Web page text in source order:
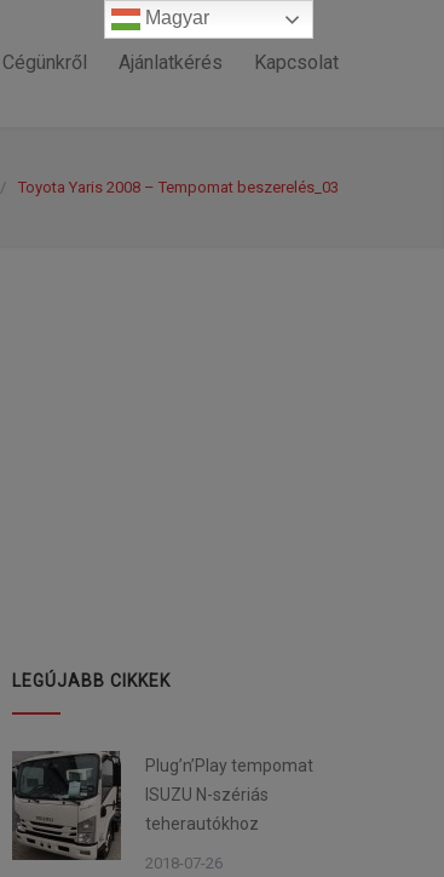
Cégünkről Ajánlatkérés Kapcsolat
/ Toyota Yaris 2008 – Tempomat beszerelés_03
LEGÚJABB CIKKEK
Plug’n’Play tempomat
ISUZU N-szériás
teherautókhoz
2018-07-26
Magyar